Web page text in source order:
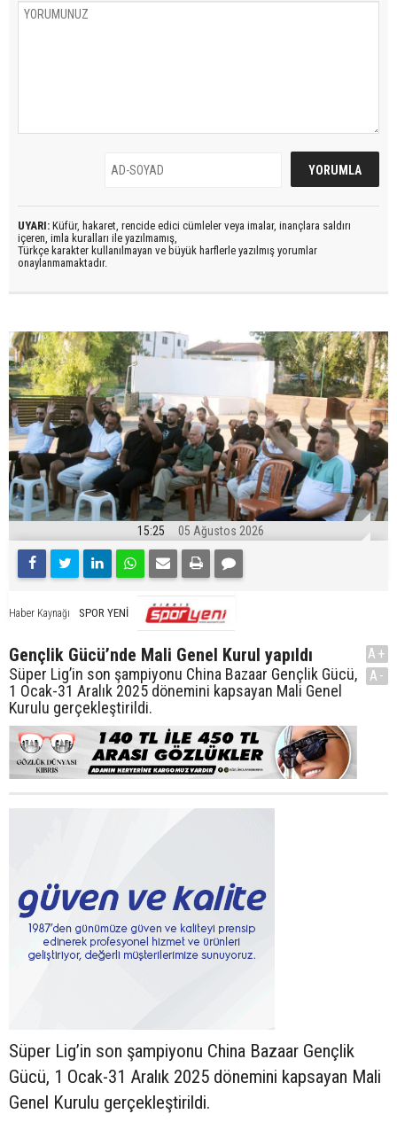
UYARI: Küfür, hakaret, rencide edici cümleler veya imalar, inançlara saldırı
içeren, imla kuralları ile yazılmamış,
Türkçe karakter kullanılmayan ve büyük harflerle yazılmış yorumlar
onaylanmamaktadır.
15:25 05 Ağustos 2026
Haber Kaynağı SPOR YENİ
Gençlik Gücü’nde Mali Genel Kurul yapıldı
Süper Lig’in son şampiyonu China Bazaar Gençlik Gücü,
1 Ocak-31 Aralık 2025 dönemini kapsayan Mali Genel
Kurulu gerçekleştirildi.
A+
A-
Süper Lig’in son şampiyonu China Bazaar Gençlik
Gücü, 1 Ocak-31 Aralık 2025 dönemini kapsayan Mali
Genel Kurulu gerçekleştirildi.